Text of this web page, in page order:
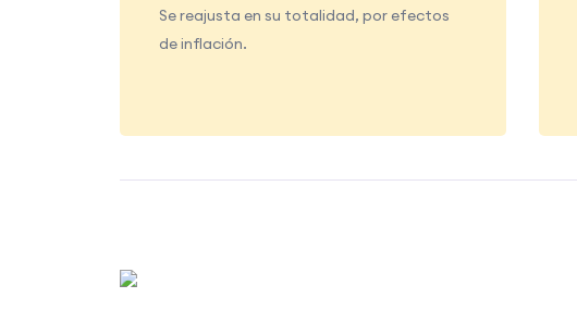
Se reajusta en su totalidad, por efectos
de inflación.